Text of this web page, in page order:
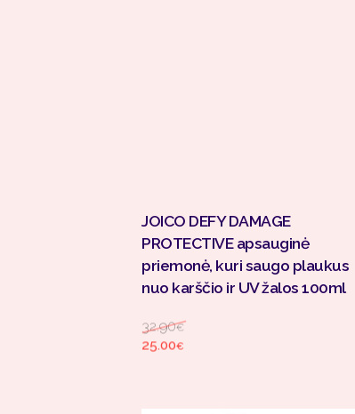
JOICO DEFY DAMAGE
PROTECTIVE apsauginė
priemonė, kuri saugo plaukus
nuo karščio ir UV žalos 100ml
32.90€
25.00€
Current price is: 25.00€.